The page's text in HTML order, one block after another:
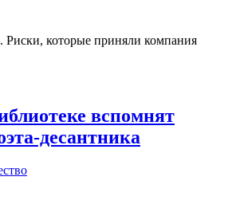
Риски, которые приняли компания
вспомнят
десантника